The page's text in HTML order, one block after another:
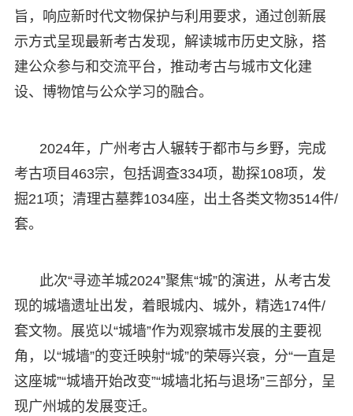
旨，响应新时代文物保护与利用要求，通过创新展
示方式呈现最新考古发现，解读城市历史文脉，搭
建公众参与和交流平台，推动考古与城市文化建
设、博物馆与公众学习的融合。
2024年，广州考古人辗转于都市与乡野，完成
考古项目463宗，包括调查334项，勘探108项，发
掘21项；清理古墓葬1034座，出土各类文物3514件/
套。
此次“寻迹羊城2024”聚焦“城”的演进，从考古发
现的城墙遗址出发，着眼城内、城外，精选174件/
套文物。展览以“城墙”作为观察城市发展的主要视
角，以“城墙”的变迁映射“城”的荣辱兴衰，分“一直是
这座城”“城墙开始改变”“城墙北拓与退场”三部分，呈
现广州城的发展变迁。